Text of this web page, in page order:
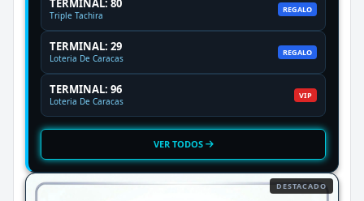
TERMINAL: 80
Triple Tachira
REGALO
TERMINAL: 29
Loteria De Caracas
REGALO
TERMINAL: 96
Loteria De Caracas
VIP
VER TODOS
DESTACADO